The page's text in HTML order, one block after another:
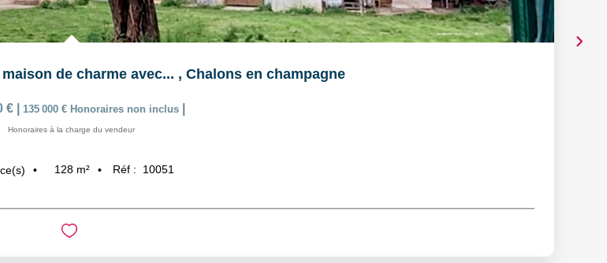
de charme avec... , Chalons en champagne
€ 135 000 € Honoraires non inclus
Honoraires à la charge du vendeur
128 m² Réf : 10051